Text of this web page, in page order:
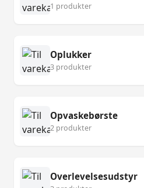
1 produkter
Oplukker
3 produkter
Opvaskebørste
2 produkter
Overlevelsesudstyr